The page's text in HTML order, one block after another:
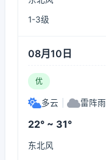
1-3级
08月10日
优
多云 雷阵雨
22° ~ 31°
东北风